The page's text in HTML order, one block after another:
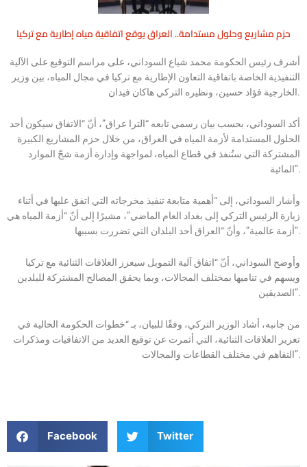
حزم مشاريع وحلول مستدامة.. العراق يوقع اتفاقية مياه إطارية مع تركيا
أشرف رئيس الحكومة محمد شياع السوداني، على مراسم التوقيع على الآلية
التنفيذية الخاصة باتفاقية التعاون الإطارية مع تركيا في مجال المياه، بين وزير
الخارجية فؤاد حسين، ونظيره التركي هاكان فيدان.
أكد السوداني، بحسب بيان رسمي تابعه “الترا عراق”، أنّ “الاتفاق سيكون أحد
الحلول المستدامة لأزمة المياه في العراق، من خلال حزم المشاريع الكبيرة
المشتركة التي ستُنفذ في قطاع المياه، لمواجهة وإدارة أزمة شحّ الموارد
المائية”.
وأشار السوداني، إلى “أهمية متابعة تنفيذ مخرجاته التي اتفق عليها في أثناء
زيارة الرئيس التركي إلى بغداد العام الماضي”، مشيرًا إلى أنّ “أزمة المياه هي
أزمة عالمية”، وأنّ “العراق أحد البلدان التي تضررت بسببها”.
وأوضح السوداني، أنّ “اتفاق آلية التمويل سيعزز العلاقات الثنائية مع تركيا
ويسهم في تناميها بمختلف المجالات، وبما يحقق المصالح المشتركة للبلدين
الصديقين”.
من جانبه، أشاد الوزير التركي، وفقًا للبيان، بـ “خطوات الحكومة الحالية في
تعزيز العلاقات الثنائية، التي أثمرت عن توقيع العديد من الاتفاقيات ومذكرات
التفاهم في مختلف القطاعات والمجالات”.
Facebook Twitter